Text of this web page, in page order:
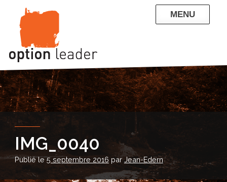
content
MENU
PARTICULIERS
CONTACT
BLOG
IMG_0040
Publié le5 septembre 2016 parJean-Edern